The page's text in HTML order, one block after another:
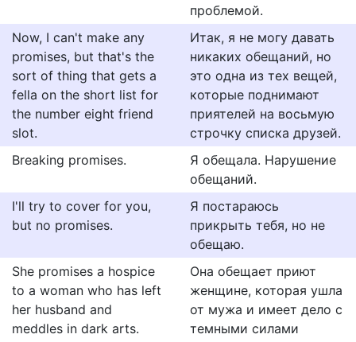
проблемой.
Now, I can't make any
promises, but that's the
sort of thing that gets a
fella on the short list for
the number eight friend
slot.
Итак, я не могу давать
никаких обещаний, но
это одна из тех вещей,
которые поднимают
приятелей на восьмую
строчку списка друзей.
Breaking promises.
Я обещала. Нарушение
обещаний.
I'll try to cover for you,
but no promises.
Я постараюсь
прикрыть тебя, но не
обещаю.
She promises a hospice
to a woman who has left
her husband and
meddles in dark arts.
Она обещает приют
женщине, которая ушла
от мужа и имеет дело с
темными силами